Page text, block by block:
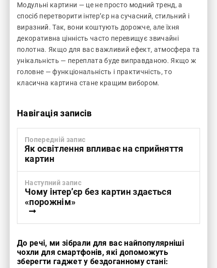
Модульні картини — це не просто модний тренд, а
спосіб перетворити інтер’єр на сучасний, стильний і
виразний. Так, вони коштують дорожче, але їхня
декоративна цінність часто перевищує звичайні
полотна. Якщо для вас важливий ефект, атмосфера та
унікальність — переплата буде виправданою. Якщо ж
головне — функціональність і практичність, то
класична картина стане кращим вибором.
Навігація записів
Попередній запис
Як освітлення впливає на сприйняття
картин
Наступний запис
Чому інтер’єр без картин здається
«порожнім»
До речі, ми зібрали для вас найпопулярніші
чохли для смартфонів, які допоможуть
зберегти гаджет у бездоганному стані: